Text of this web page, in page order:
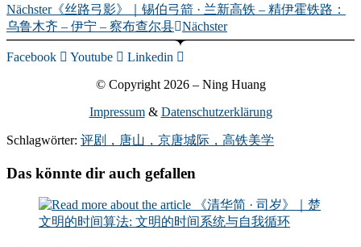
Nächster《丝路弓影》｜锡伯弓箭 · 兰新高铁 – 精伊霍铁路：
乌鲁木齐 – 伊宁 – 察布查尔县 Nächster
Facebook Youtube
Linkedin
© Copyright 2026 – Ning Huang
Impressum& Datenschutzerklärung
Schlagwörter: 评剧，唐山，京唐城际，高铁美学
Das könnte dir auch gefallen